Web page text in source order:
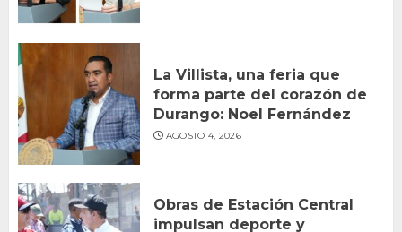
La Villista, una feria que
forma parte del corazón de
Durango: Noel Fernández
AGOSTO 4, 2026
Obras de Estación Central
impulsan deporte y